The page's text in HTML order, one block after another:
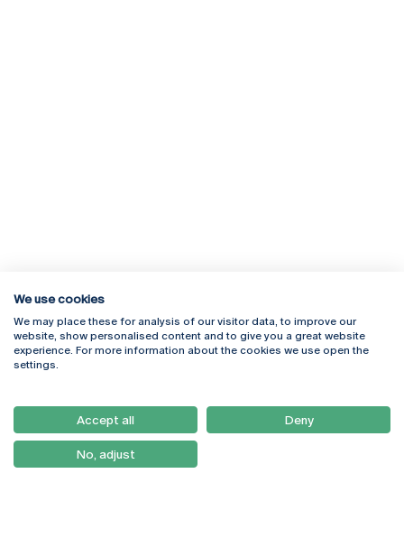
Rua Diogo Botelho 1327
4169-005 Porto
+351 226 196 240
Campus Online
Webmail
Como Chegar
Newsletter
We use cookies
We may place these for analysis of our visitor data, to improve our
website, show personalised content and to give you a great website
experience. For more information about the cookies we use open the
settings.
Accept all Deny
No, adjust